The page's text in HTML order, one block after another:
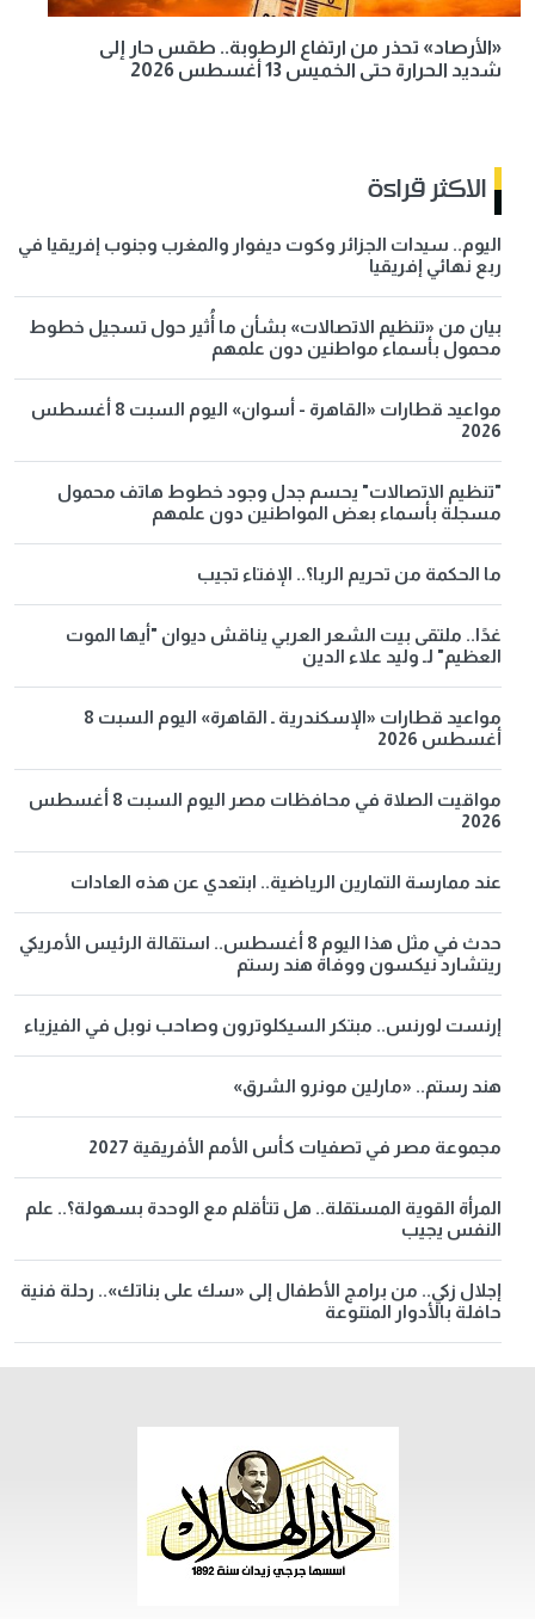
«الأرصاد» تحذر من ارتفاع الرطوبة.. طقس حار إلى
شديد الحرارة حتى الخميس 13 أغسطس 2026
الاكثر قراءة
اليوم.. سيدات الجزائر وكوت ديفوار والمغرب وجنوب إفريقيا في
ربع نهائي إفريقيا
بيان من «تنظيم الاتصالات» بشأن ما أُثير حول تسجيل خطوط
محمول بأسماء مواطنين دون علمهم
مواعيد قطارات «القاهرة - أسوان» اليوم السبت 8 أغسطس
2026
"تنظيم الاتصالات" يحسم جدل وجود خطوط هاتف محمول
مسجلة بأسماء بعض المواطنين دون علمهم
ما الحكمة من تحريم الربا؟.. الإفتاء تجيب
غدًا.. ملتقى بيت الشعر العربي يناقش ديوان "أيها الموت
العظيم" لـ وليد علاء الدين
مواعيد قطارات «الإسكندرية ـ القاهرة» اليوم السبت 8
أغسطس 2026
مواقيت الصلاة في محافظات مصر اليوم السبت 8 أغسطس
2026
عند ممارسة التمارين الرياضية.. ابتعدي عن هذه العادات
حدث في مثل هذا اليوم 8 أغسطس.. استقالة الرئيس الأمريكي
ريتشارد نيكسون ووفاة هند رستم
إرنست لورنس.. مبتكر السيكلوترون وصاحب نوبل في الفيزياء
هند رستم.. «مارلين مونرو الشرق»
مجموعة مصر في تصفيات كأس الأمم الأفريقية 2027
المرأة القوية المستقلة.. هل تتأقلم مع الوحدة بسهولة؟.. علم
النفس يجيب
إجلال زكي.. من برامج الأطفال إلى «سك على بناتك».. رحلة فنية
حافلة بالأدوار المتنوعة